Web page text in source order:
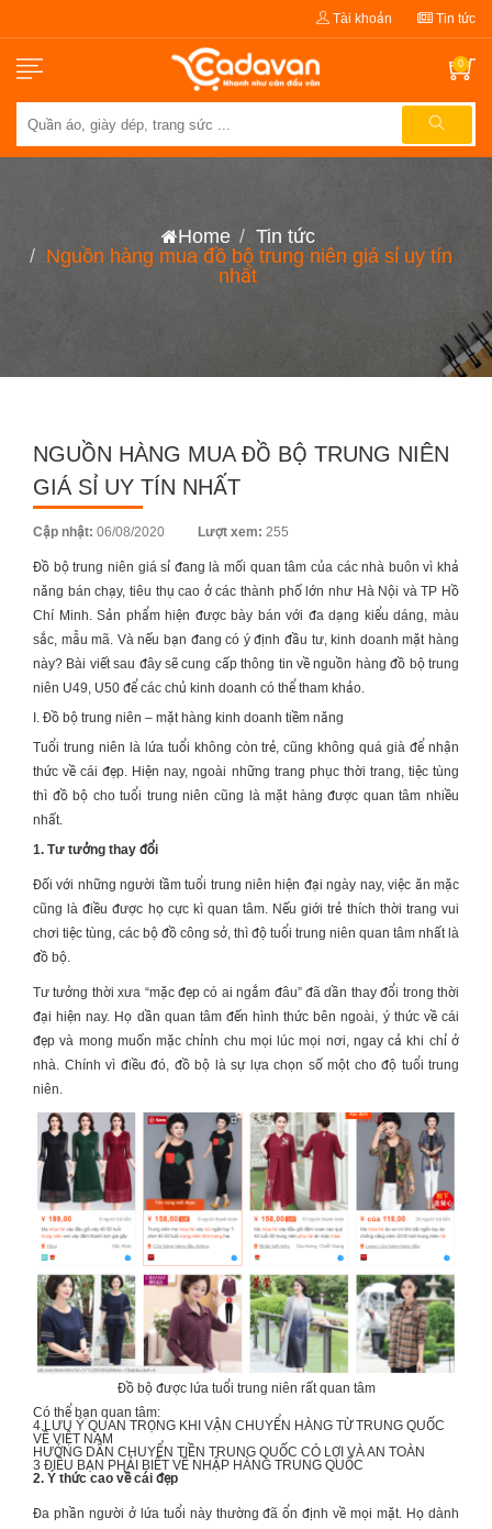
Tài khoản Tin tức
0
Home
Tin tức
Nguồn hàng mua đồ bộ trung niên giá sỉ uy tín
nhất
NGUỒN HÀNG MUA ĐỒ BỘ TRUNG NIÊN
GIÁ SỈ UY TÍN NHẤT
Cập nhật: Posted
06/08/2020 Lượt xem: 255
Đồ bộ trung niên giá sỉ đang là mối quan tâm của các nhà buôn vì khả
năng bán chạy, tiêu thụ cao ở các thành phố lớn như Hà Nội và TP Hồ
Chí Minh. Sản phẩm hiện được bày bán với đa dạng kiểu dáng, màu
sắc, mẫu mã. Và nếu bạn đang có ý định đầu tư, kinh doanh mặt hàng
này? Bài viết sau đây sẽ cung cấp thông tin về nguồn hàng đồ bộ trung
niên U49, U50 để các chủ kinh doanh có thể tham khảo.
I. Đồ bộ trung niên – mặt hàng kinh doanh tiềm năng
Tuổi trung niên là lứa tuổi không còn trẻ, cũng không quá già để nhận
thức về cái đẹp. Hiện nay, ngoài những trang phục thời trang, tiệc tùng
thì đồ bộ cho tuổi trung niên cũng là mặt hàng được quan tâm nhiều
nhất.
1. Tư tưởng thay đổi
Đối với những người tầm tuổi trung niên hiện đại ngày nay, việc ăn mặc
cũng là điều được họ cực kì quan tâm. Nếu giới trẻ thích thời trang vui
chơi tiệc tùng, các bộ đồ công sở, thì độ tuổi trung niên quan tâm nhất là
đồ bộ.
Tư tưởng thời xưa “mặc đẹp có ai ngắm đâu” đã dần thay đổi trong thời
đại hiện nay. Họ dần quan tâm đến hình thức bên ngoài, ý thức về cái
đẹp và mong muốn mặc chỉnh chu mọi lúc mọi nơi, ngay cả khi chỉ ở
nhà. Chính vì điều đó, đồ bộ là sự lựa chọn số một cho độ tuổi trung
niên.
Đồ bộ được lứa tuổi trung niên rất quan tâm
Có thể bạn quan tâm:
4 LƯU Ý QUAN TRỌNG KHI VẬN CHUYỂN HÀNG TỪ TRUNG QUỐC
VỀ VIỆT NAM
HƯỚNG DẪN CHUYỂN TIỀN TRUNG QUỐC CÓ LỢI VÀ AN TOÀN
3 ĐIỀU BẠN PHẢI BIẾT VỀ NHẬP HÀNG TRUNG QUỐC
2. Ý thức cao về cái đẹp
Đa phần người ở lứa tuổi này thường đã ổn định về mọi mặt. Họ dành